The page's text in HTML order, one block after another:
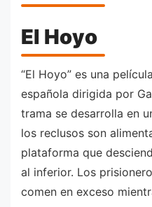
El Hoyo
“El Hoyo” es una
española dirigida por
trama se desarrolla en
los reclusos son
plataforma que
al inferior. Los
comen en exceso